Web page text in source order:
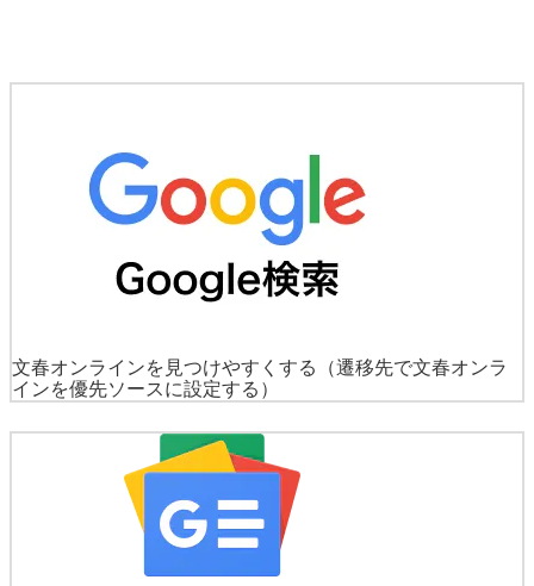
文春オンラインを見つけやすくする
（遷移先で文春オンラ
インを優先ソースに設定する）